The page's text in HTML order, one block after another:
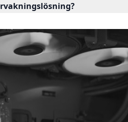
ni?
och support för vårt